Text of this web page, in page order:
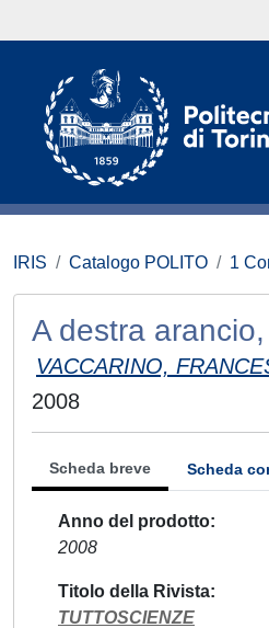
IRIS Catalogo POLITO 1
A destra
VACCARINO,
2008
Scheda breve Scheda
Anno del prodotto
2008
Titolo della Rivista
TUTTOSCIENZE